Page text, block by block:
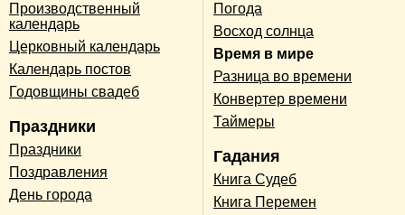
Производственный
календарь
Церковный календарь
Календарь постов
Годовщины свадеб
Праздники
Праздники
Поздравления
День города
Погода
Восход солнца
Время в мире
Разница во времени
Конвертер времени
Таймеры
Гадания
Книга Судеб
Книга Перемен